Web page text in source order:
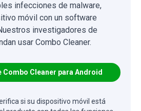
infecciones de malware,
móvil con un software
investigadores de
usar Combo Cleaner.
Combo Cleaner para Android
si su dispositivo móvil está